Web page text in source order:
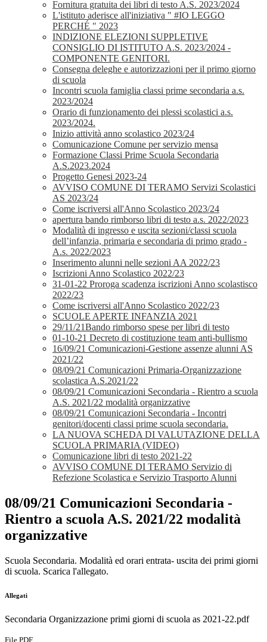
Fornitura gratuita dei libri di testo A.S. 2023/2024
L'istituto aderisce all'iniziativa " #IO LEGGO
PERCHÉ " 2023
INDIZIONE ELEZIONI SUPPLETIVE
CONSIGLIO DI ISTITUTO A.S. 2023/2024 -
COMPONENTE GENITORI.
Consegna deleghe e autorizzazioni per il primo giorno
di scuola
Incontri scuola famiglia classi prime secondaria a.s.
2023/2024
Orario di funzionamento dei plessi scolastici a.s.
2023/2024.
Inizio attività anno scolastico 2023/24
Comunicazione Comune per servizio mensa
Formazione Classi Prime Scuola Secondaria
A.S.2023.2024
Progetto Genesi 2023-24
AVVISO COMUNE DI TERAMO Servizi Scolastici
AS 2023/24
Come iscriversi all'Anno Scolastico 2023/24
apertura bando rimborso libri di testo a.s. 2022/2023
Modalità di ingresso e uscita sezioni/classi scuola
dell’infanzia, primaria e secondaria di primo grado -
A.s. 2022/2023
Inserimento alunni nelle sezioni AA 2022/23
Iscrizioni Anno Scolastico 2022/23
31-01-22 Proroga scadenza iscrizioni Anno scolastisco
2022/23
Come iscriversi all'Anno Scolastico 2022/23
SCUOLE APERTE INFANZIA 2021
29/11/21Bando rimborso spese per libri di testo
01-10-21 Decreto di costituzione team anti-bullismo
16/09/21 Comunicazioni-Gestione assenze alunni AS
2021/22
08/09/21 Comunicazioni Primaria-Organizzazione
scolastica A.S.2021/22
08/09/21 Comunicazioni Secondaria - Rientro a scuola
A.S. 2021/22 modalità organizzative
08/09/21 Comunicazioni Secondaria - Incontri
genitori/docenti classi prime scuola secondaria.
LA NUOVA SCHEDA DI VALUTAZIONE DELLA
SCUOLA PRIMARIA (VIDEO)
Comunicazione libri di testo 2021-22
AVVISO COMUNE DI TERAMO Servizio di
Refezione Scolastica e Servizio Trasporto Alunni
08/09/21 Comunicazioni Secondaria -
Rientro a scuola A.S. 2021/22 modalità
organizzative
Scuola Secondaria. Modalità ed orari entrata- uscita dei primi giorni
di scuola. Scarica l'allegato.
Allegati
Secondaria Organizzazione primi giorni di scuola as 2021-22.pdf
File PDF